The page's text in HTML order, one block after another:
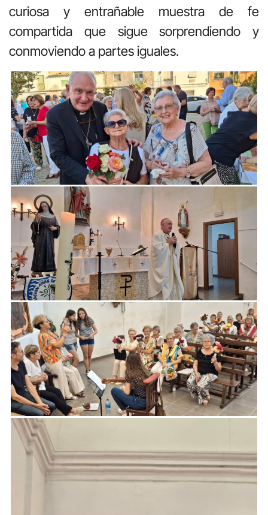
curiosa y entrañable muestra de fe
compartida que sigue sorprendiendo y
conmoviendo a partes iguales.